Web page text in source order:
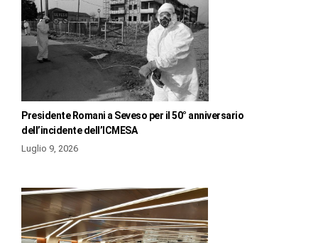
Presidente Romani a Seveso per il 50° anniversario
dell’incidente dell’ICMESA
Luglio 9, 2026